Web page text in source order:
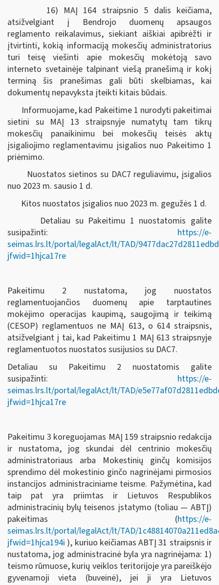
16) MAĮ 164 straipsnio 5 dalis keičiama,
atsižvelgiant į Bendrojo duomenų apsaugos
reglamento reikalavimus, siekiant aiškiai apibrėžti ir
įtvirtinti, kokią informaciją mokesčių administratorius
turi teisę viešinti apie mokesčių mokėtoją savo
interneto svetainėje talpinant viešą pranešimą ir kokį
terminą šis pranešimas gali būti skelbiamas, kai
dokumentų nepavyksta įteikti kitais būdais.
Informuojame, kad Pakeitime 1 nurodyti pakeitimai
sietini su MAĮ 13 straipsnyje numatytų tam tikrų
mokesčių panaikinimu bei mokesčių teisės aktų
įsigaliojimo reglamentavimu įsigalios nuo Pakeitimo 1
priėmimo.
Nuostatos sietinos su DAC7 reguliavimu, įsigalios
nuo 2023 m. sausio 1 d.
Kitos nuostatos įsigalios nuo 2023 m. gegužės 1 d.
Detaliau su Pakeitimu 1 nuostatomis galite
susipažinti: https://e-
seimas.lrs.lt/portal/legalAct/lt/TAD/
jfwid=1hjca17re
Pakeitimu 2 nustatoma, jog nuostatos
reglamentuojančios duomenų apie tarptautines
mokėjimo operacijas kaupimą, saugojimą ir teikimą
(CESOP) reglamentuos ne MAĮ 613, o 614 straipsnis,
atsižvelgiant į tai, kad Pakeitimu 1 MAĮ 613 straipsnyje
reglamentuotos nuostatos susijusios su DAC7.
Detaliau su Pakeitimu 2 nuostatomis galite
susipažinti: https://e-
seimas.lrs.lt/portal/legalAct/lt/TAD/
jfwid=1hjca17re
Pakeitimu 3 koreguojamas MAĮ 159 straipsnio redakcija
ir nustatoma, jog skundai dėl centrinio mokesčių
administratoriaus arba Mokestinių ginčų komisijos
sprendimo dėl mokestinio ginčo nagrinėjami pirmosios
instancijos administraciniame teisme. Pažymėtina, kad
taip pat yra priimtas ir Lietuvos Respublikos
administracinių bylų teisenos įstatymo (toliau — ABTĮ)
pakeitimas (https://e-
seimas.lrs.lt/portal/legalAct/lt/TAD/
jfwid=1hjca194i ), kuriuo keičiamas ABTĮ 31 straipsnis ir
nustatoma, jog administracinė byla yra nagrinėjama: 1)
teismo rūmuose, kurių veiklos teritorijoje yra pareiškėjo
gyvenamoji vieta (buveinė), jei ji yra Lietuvos